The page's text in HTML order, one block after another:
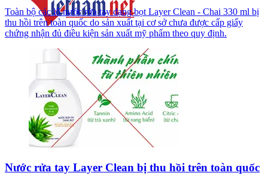
Toàn bộ các lô nước rửa tay dạng bọt Layer Clean - Chai 330 ml bị
thu hồi trên toàn quốc do sản xuất tại cơ sở chưa được cấp giấy
chứng nhận đủ điều kiện sản xuất mỹ phẩm theo quy định.
Nước rửa tay Layer Clean bị thu hồi trên toàn quốc